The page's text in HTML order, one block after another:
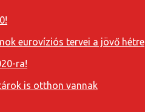
eurovíziós tervei a jövő hétre
ra!
is otthon vannak